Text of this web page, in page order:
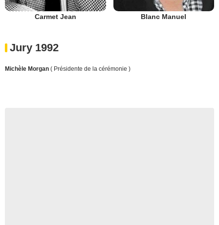
Carmet Jean Blanc Manuel
Jury 1992
Michèle Morgan ( Présidente de la cérémonie )